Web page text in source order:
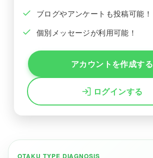
ブログやアンケートも投稿可能！
個別メッセージが利用可能！
アカウントを作成する
ログインする
OTAKU TYPE DIAGNOSIS